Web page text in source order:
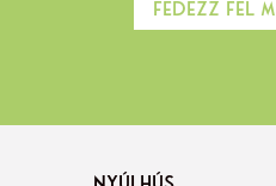
Fedezz fel